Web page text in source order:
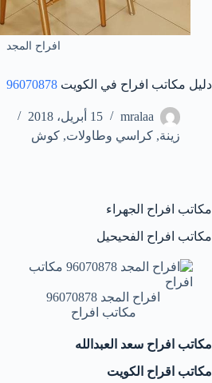
افراح المجد
دليل مكاتب افراح في الكويت 96070878
mralaa
15 أبريل، 2018
زينة, كراسي وطاولات, كوش
مكاتب افراح الجهراء
مكاتب افراح الفحيحيل
افراح المجد 96070878
مكاتب افراح
مكاتب افراح سعد العبدالله
مكاتب اقراح الكويت